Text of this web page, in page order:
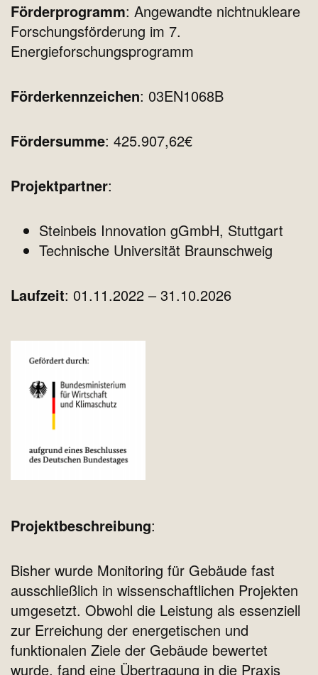
Förderprogramm: Angewandte nichtnukleare
Forschungsförderung im 7.
Energieforschungsprogramm
Förderkennzeichen: 03EN1068B
Fördersumme: 425.907,62€
Projektpartner:
Steinbeis Innovation gGmbH, Stuttgart
Technische Universität Braunschweig
Laufzeit: 01.11.2022 – 31.10.2026
Projektbeschreibung:
Bisher wurde Monitoring für Gebäude fast
ausschließlich in wissenschaftlichen Projekten
umgesetzt. Obwohl die Leistung als essenziell
zur Erreichung der energetischen und
funktionalen Ziele der Gebäude bewertet
wurde, fand eine Übertragung in die Praxis